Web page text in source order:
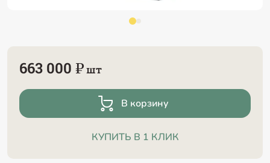
663 000 ₽шт
В корзину
КУПИТЬ В 1 КЛИК